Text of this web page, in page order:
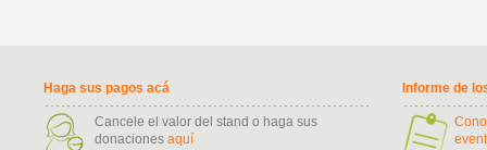
Haga sus pagos acá
Cancele el valor del stand o haga sus
donaciones aquí
Informe de